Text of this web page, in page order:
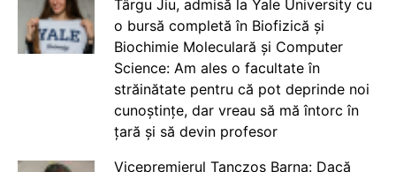
Târgu Jiu, admisă la Yale University cu
o bursă completă în Biofizică și
Biochimie Moleculară și Computer
Science: Am ales o facultate în
străinătate pentru că pot deprinde noi
cunoștințe, dar vreau să mă întorc în
țară și să devin profesor
Vicepremierul Tanczos Barna: Dacă